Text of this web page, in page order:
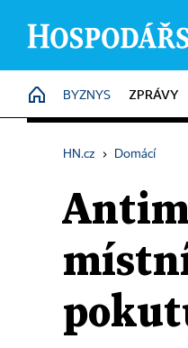
HOME
BYZNYS ZPRÁVY
HN.cz › Domácí